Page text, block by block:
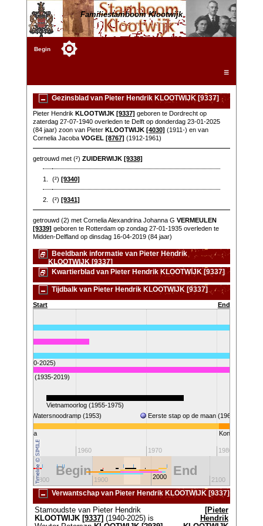
Familiestamboom Klootwijk
Begin
☰
Gezinsblad van Pieter Hendrik KLOOTWIJK [9337]
Pieter Hendrik KLOOTWIJK [9337] geboren te Dordrecht op
zaterdag 27-07-1940 overleden te Delft op donderdag 23-01-2025
(84 jaar) zoon van Pieter KLOOTWIJK [4030] (1911-) en van
Cornelia Jacoba VOGEL [8767] (1912-1961)
getrouwd met (²) ZUIDERWIJK [9338]
1. (²)[9340]
2. (²)[9341]
getrouwd (2) met Cornelia Alexandrina Johanna G VERMEULEN
[9339] geboren te Rotterdam op zondag 27-01-1935 overleden te
Midden-Delfland op dinsdag 16-04-2019 (84 jaar)
Beeldbank informatie van Pieter Hendrik
KLOOTWIJK [9337]
Kwartierblad van Pieter Hendrik KLOOTWIJK [9337]
Tijdbalk van Pieter Hendrik KLOOTWIJK [9337]
Start End
1960 1970 1980
Koningin
Eerste stap op de maan (1969)
Vietnamoorlog (1955-1975)
Watersnoodramp (1953)
Juliana
(1940-2025)
(1935-2019)
1800 1900 2000 2100
Begin End
Verwantschap van Pieter Hendrik KLOOTWIJK [9337]
Stamoudste van Pieter Hendrik
KLOOTWIJK [9337] (1940-2025) is
[Pieter
Hendrik